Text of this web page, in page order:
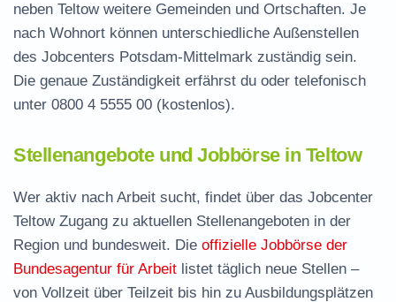
neben Teltow weitere Gemeinden und Ortschaften. Je
nach Wohnort können unterschiedliche Außenstellen
des Jobcenters Potsdam-Mittelmark zuständig sein.
Die genaue Zuständigkeit erfährst du oder telefonisch
unter 0800 4 5555 00 (kostenlos).
Stellenangebote und Jobbörse in Teltow
Wer aktiv nach Arbeit sucht, findet über das Jobcenter
Teltow Zugang zu aktuellen Stellenangeboten in der
Region und bundesweit. Die offizielle Jobbörse der
Bundesagentur für Arbeit listet täglich neue Stellen –
von Vollzeit über Teilzeit bis hin zu Ausbildungsplätzen